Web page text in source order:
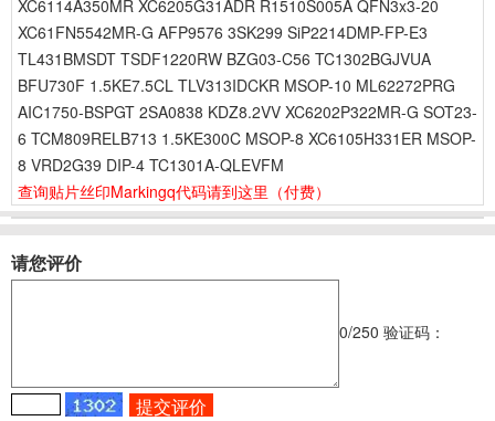
XC6114A350MR XC6205G31ADR R1510S005A QFN3x3-20
XC61FN5542MR-G AFP9576 3SK299 SiP2214DMP-FP-E3
TL431BMSDT TSDF1220RW BZG03-C56 TC1302BGJVUA
BFU730F 1.5KE7.5CL TLV313IDCKR MSOP-10 ML62272PRG
AIC1750-BSPGT 2SA0838 KDZ8.2VV XC6202P322MR-G SOT23-
6 TCM809RELB713 1.5KE300C MSOP-8 XC6105H331ER MSOP-
8 VRD2G39 DIP-4 TC1301A-QLEVFM
查询贴片丝印Markingq代码请到这里 （付费）
请您评价
0/250 验证码：